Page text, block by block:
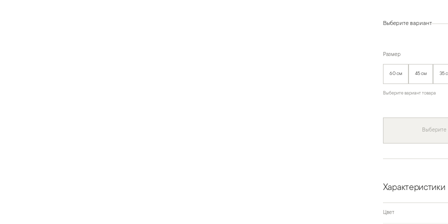
Выберите вариант
Размер
60 см 45 см 35
Выберите вариант товара
Выберите
Характеристики
Цвет